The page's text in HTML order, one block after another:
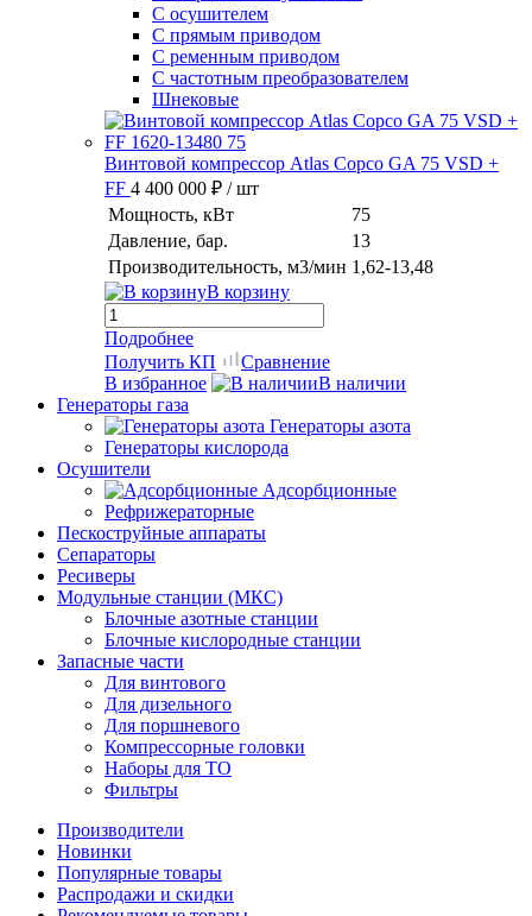
С осушителем
С прямым приводом
С ременным приводом
С частотным преобразователем
Шнековые
Винтовой компрессор Atlas Copco GA 75 VSD +
FF 4 400 000 ₽ / шт
Мощность, кВт
75
Давление, бар.
13
Производительность, м3/мин 1,62-13,48
В корзину
Подробнее
Получить КП
Сравнение
В избранное
В наличии
Генераторы газа
Генераторы азота
Генераторы кислорода
Осушители
Адсорбционные
Рефрижераторные
Пескоструйные аппараты
Сепараторы
Ресиверы
Модульные станции (МКС)
Блочные азотные станции
Блочные кислородные станции
Запасные части
Для винтового
Для дизельного
Для поршневого
Компрессорные головки
Наборы для ТО
Фильтры
Производители
Новинки
Популярные товары
Распродажи и скидки